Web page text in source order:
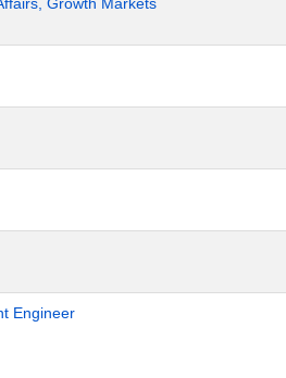
Engineer